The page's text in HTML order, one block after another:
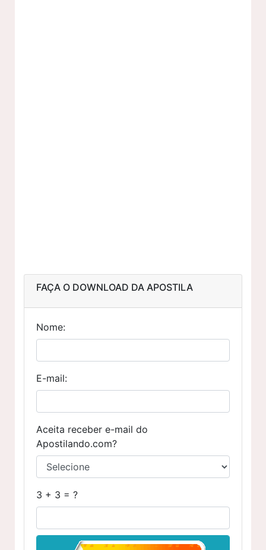
FAÇA O DOWNLOAD DA APOSTILA
Nome:
E-mail:
Aceita receber e-mail do
Apostilando.com?
3 + 3 = ?